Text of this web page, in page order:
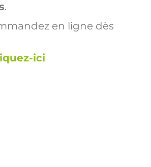
.
en ligne dès
ici